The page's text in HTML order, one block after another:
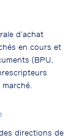
d’achat
en cours et
(BPU,
marché.
directions de